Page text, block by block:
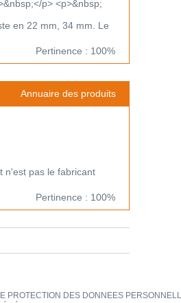
p> <p>&nbsp;
en 22 mm, 34 mm. Le
Pertinence : 100%
Annuaire des produits
n'est pas le fabricant
Pertinence : 100%
PROTECTION DES DONNEES